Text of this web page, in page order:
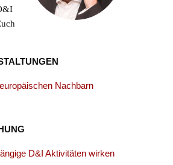
Nachbarn
D&I Aktivitäten wirken